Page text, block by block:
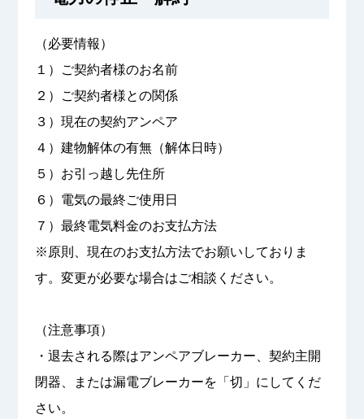
（必要情報）
１）ご契約者様のお名前
２）ご契約者様との関係
３）現在の契約アンペア
４）建物解体の有無（解体日時）
５）お引っ越し先住所
６）電気の最終ご使用日
７）最終電気料金のお支払方法
※原則、現在のお支払方法でお願いしておりま
す。変更が必要な場合はご相談ください。
（注意事項）
・退去される際はアンペアブレーカー、契約主開
閉器、または漏電ブレーカーを「切」にしてくだ
さい。